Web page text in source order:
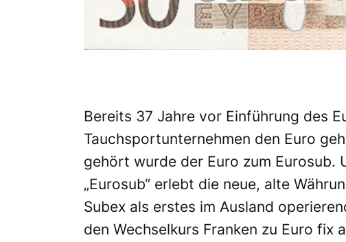
Bereits 37 Jahre vor Einführung des
Tauchsportunternehmen den Euro
gehört wurde der Euro zum Eurosub.
„Eurosub“ erlebt die neue, alte
Subex als erstes im Ausland
den Wechselkurs Franken zu Euro fix